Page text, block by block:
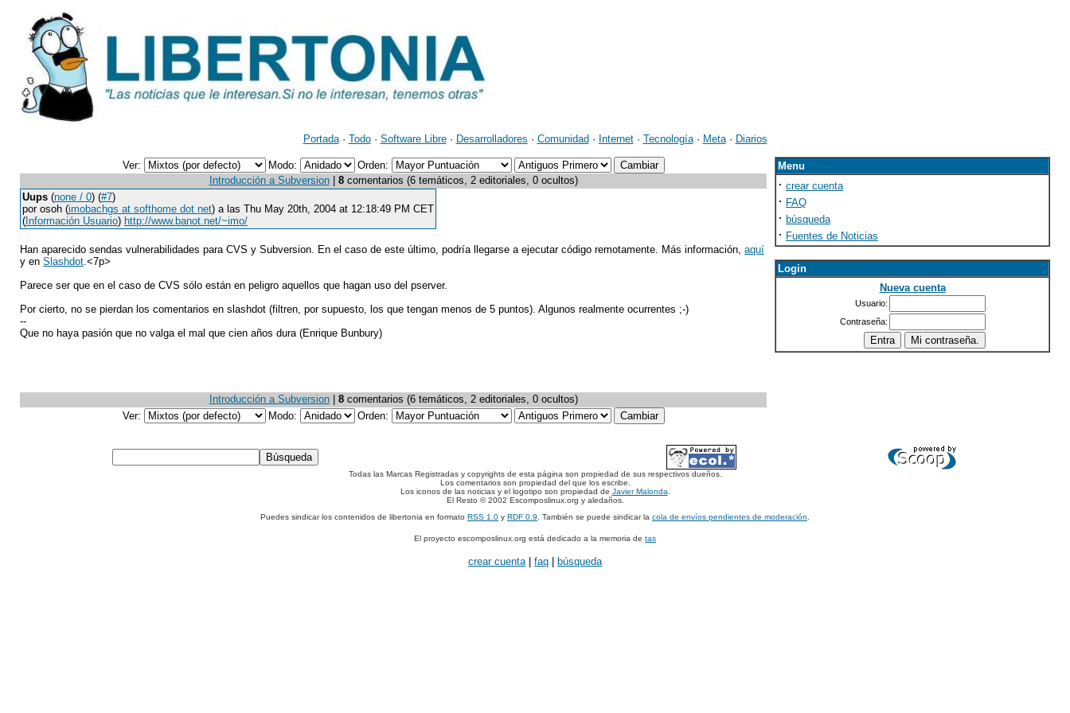
Portada· Todo· Software Libre· Desarrolladores · Comunidad · Internet· Tecnología· Meta· Diarios
Ver: Modo:
Orden:
Introducción a Subversion| 8comentarios (6 temáticos, 2 editoriales, 0 ocultos)
Uups (none / 0) (#7)
por osoh (imobachgs at softhome dot net) a las Thu May 20th, 2004 at 12:18:49 PM CET
( Información Usuario) http://www.banot.net/~imo/
Han aparecido sendas vulnerabilidades para CVS y Subversion. En el caso de este último, podría llegarse a ejecutar código remotamente. Más información, aquí
y en Slashdot.<7p>
Parece ser que en el caso de CVS sólo están en peligro aquellos que hagan uso del pserver.
Por cierto, no se pierdan los comentarios en slashdot (filtren, por supuesto, los que tengan menos de 5 puntos). Algunos realmente ocurrentes ;-)
--
Que no haya pasión que no valga el mal que cien años dura (Enrique Bunbury)
Introducción a Subversion| 8comentarios (6 temáticos, 2 editoriales, 0 ocultos)
Ver:
Modo: Orden:
Menu
· crear cuenta
· FAQ
· búsqueda
· Fuentes de Noticias
Login
Nueva cuenta
Usuario:
Contraseña:
Todas las Marcas Registradas y copyrights de esta página son propiedad de sus respectivos dueños.
Los comentarios son propiedad del que los escribe.
Los iconos de las noticias y el logotipo son propiedad de Javier Malonda
El Resto © 2002 Escomposlinux.org y aledaños.
Puedes sindicar los contenidos de libertonia en formato RSS 1.0 y RDF 0.9 . También se puede sindicar la cola de envíos pendientes de moderación
El proyecto escomposlinux.org está dedicado a la memoria de tas
crear cuenta| faq búsqueda